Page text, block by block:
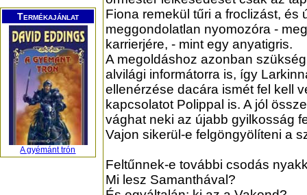
Termékajánlat
A gyémánt trón
Fiona remekül tűri a froclizást, és
meggondolatlan nyomozóra -
karrierjére, - mint egy anyatigris.
A megoldáshoz azonban
alvilági informátorra is, így
ellenérzése dacára ismét fel kell
kapcsolatot Polippal is. A jól
vághat neki az újabb gyilkosság
Vajon sikerül-e felgöngyölíteni a
Feltűnnek-e további csodás
Mi lesz Samanthával?